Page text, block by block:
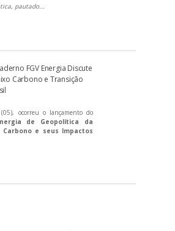
pautado...
FGV Energia Discute
Carbono e Transição
(05), ocorreu o lançamento do
de Geopolítica da
Carbono e seus Impactos